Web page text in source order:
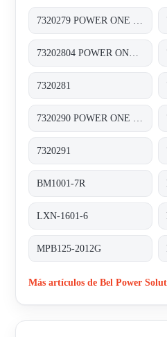
7320281
7320291
BM1001-7R
LXN-1601-6
MPB125-2012G
Más artículos de Bel Power